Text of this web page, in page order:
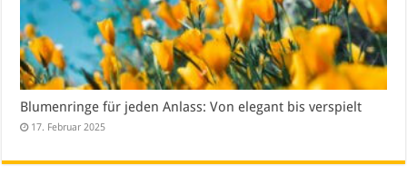
Blumenringe für jeden Anlass: Von elegant bis verspielt
17. Februar 2025